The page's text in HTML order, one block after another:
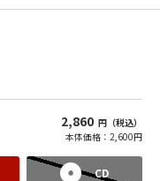
2,860 円（税込）
本体価格：2,600円
CD